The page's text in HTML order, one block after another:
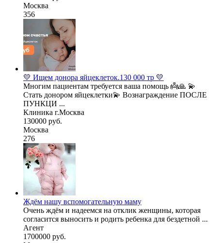
Москва
356
💛 Ищем донора яйцеклеток.130 000 тр 💛
Многим пациентам требуется ваша помощь 👼🙏 💫
Стать донором яйцеклетки💫 Вознаграждение ПОСЛЕ
ПУНКЦИ ...
Клиника г.Москва
130000 руб.
Москва
276
Ждём нашу вспомогательную маму
Очень ждём и надеемся на отклик женщины, которая
согласится выносить и родить ребенка для бездетной ...
Агент
1700000 руб.